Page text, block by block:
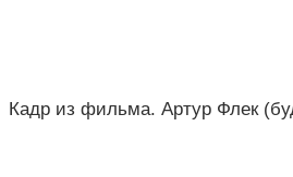
Кадр из фильма. Артур Флек